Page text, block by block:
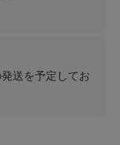
送を予定してお